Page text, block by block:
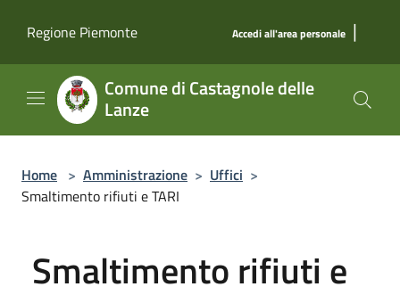
Regione Piemonte
Accedi all'area personale |
Comune di Castagnole delle
Lanze
Home > Amministrazione > Uffici >
Smaltimento rifiuti e TARI
Smaltimento rifiuti e